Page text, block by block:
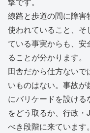
線路と歩道の間に障
使われていること、そ
ている事実からも、
ることが分かります。
田舎だから仕方ない
いものはない。事故
にバリケードを設け
をどう取るか、行政
べき段階に来ています。